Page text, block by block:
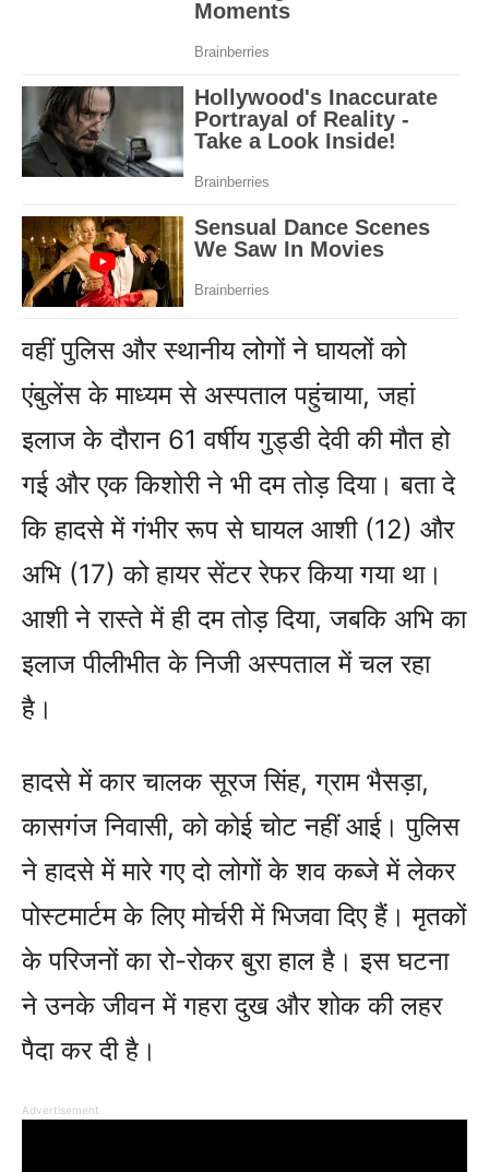
वहीं पुलिस और स्थानीय लोगों ने घायलों को
एंबुलेंस के माध्यम से अस्पताल पहुंचाया, जहां
इलाज के दौरान 61 वर्षीय गुड्डी देवी की मौत हो
गई और एक किशोरी ने भी दम तोड़ दिया। बता दे
कि हादसे में गंभीर रूप से घायल आशी (12) और
अभि (17) को हायर सेंटर रेफर किया गया था।
आशी ने रास्ते में ही दम तोड़ दिया, जबकि अभि का
इलाज पीलीभीत के निजी अस्पताल में चल रहा
है।
हादसे में कार चालक सूरज सिंह, ग्राम भैसड़ा,
कासगंज निवासी, को कोई चोट नहीं आई। पुलिस
ने हादसे में मारे गए दो लोगों के शव कब्जे में लेकर
पोस्टमार्टम के लिए मोर्चरी में भिजवा दिए हैं। मृतकों
के परिजनों का रो-रोकर बुरा हाल है। इस घटना
ने उनके जीवन में गहरा दुख और शोक की लहर
पैदा कर दी है।
Advertisement